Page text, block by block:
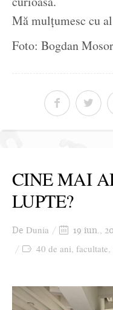
Mă mulțumesc cu
Foto: Bogdan
CINE MAI
LUPTE?
De Dunia 19 iun.,
40 de ani, facultate,